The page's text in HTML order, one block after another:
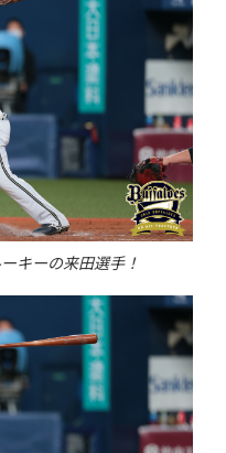
キーの来田選手！